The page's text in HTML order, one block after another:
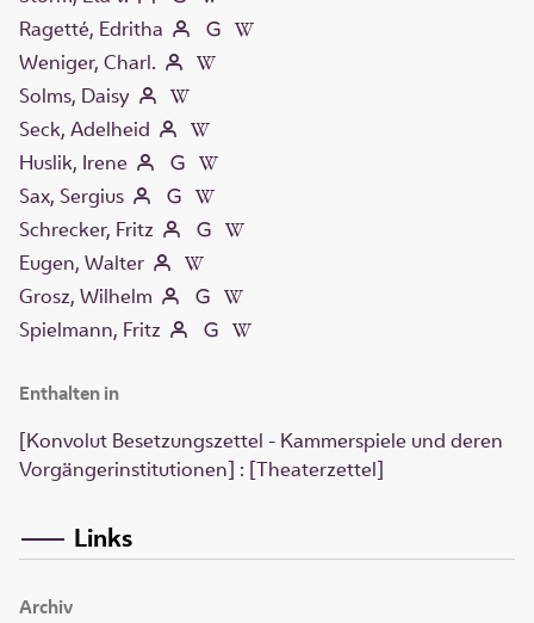
Enthalten in
[Konvolut Besetzungszettel - Kammerspiele und deren
Vorgängerinstitutionen] : [Theaterzettel]
Ragetté, Edritha
Weniger, Charl.
Solms, Daisy
Seck, Adelheid
Huslik, Irene
Sax, Sergius
Schrecker, Fritz
Eugen, Walter
Grosz, Wilhelm
Spielmann, Fritz
Links
Archiv